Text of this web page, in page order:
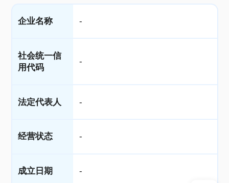
企业名称 -
社会统一信
用代码
-
法定代表人 -
经营状态 -
成立日期 -